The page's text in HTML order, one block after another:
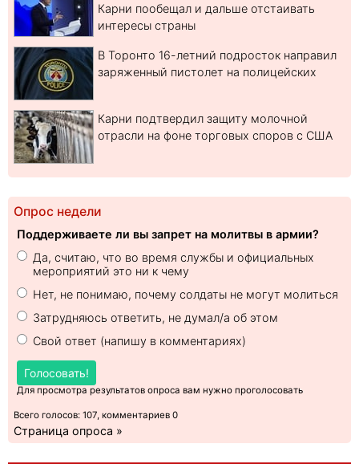
Карни пообещал и дальше отстаивать
интересы страны
В Торонто 16-летний подросток направил
заряженный пистолет на полицейских
Карни подтвердил защиту молочной
отрасли на фоне торговых споров с США
Опрос недели
Поддерживаете ли вы запрет на молитвы в армии?
Да, считаю, что во время службы и официальных
мероприятий это ни к чему
Нет, не понимаю, почему солдаты не могут молиться
Затрудняюсь ответить, не думал/а об этом
Свой ответ (напишу в комментариях)
Голосовать!
Для просмотра результатов опроса вам нужно проголосовать
Всего голосов: 107, комментариев 0
Страница опроса »